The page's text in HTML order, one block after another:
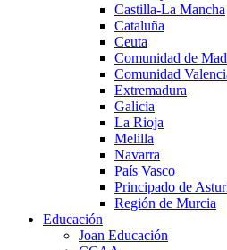
Castilla-La Mancha
Cataluña
Ceuta
Comunidad de
Comunidad
Extremadura
Galicia
La Rioja
Melilla
Navarra
País Vasco
Principado de
Región de Murcia
Educación
Joan Educación